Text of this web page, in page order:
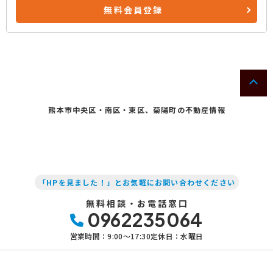
無料会員登録
熊本市中央区・南区・東区、菊陽町の不動産情報
「HPを見ました！」とお気軽にお問い合わせください
無料相談・お電話窓口
0962235064
営業時間：9:00〜17:30定休日：水曜日